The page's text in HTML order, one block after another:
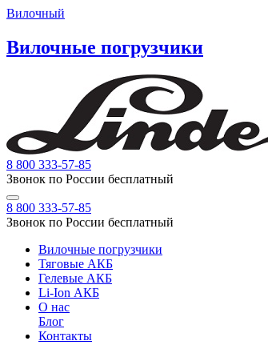
Вилочный
Вилочные погрузчики
8 800 333-57-85
Звонок по России бесплатный
8 800 333-57-85
Звонок по России бесплатный
Вилочные погрузчики
Тяговые АКБ
Гелевые АКБ
Li-Ion АКБ
О нас
Блог
Контакты